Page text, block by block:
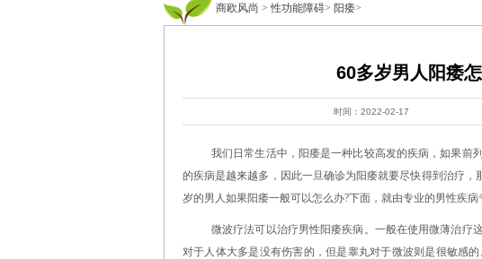
商欧风尚 >性功能障碍> 阳痿>
60多岁男人阳痿
时间：2022-02-17
我们日常生活中，阳痿是一种比较高发的疾病，如果前
的疾病是越来越多，因此一旦确诊为阳痿就要尽快得到治疗
岁的男人如果阳痿一般可以怎么办?下面，就由专业的男性疾病
微波疗法可以治疗男性阳痿疾病。一般在使用微薄治疗
对于人体大多是没有伤害的，但是睾丸对于微波则是很敏感